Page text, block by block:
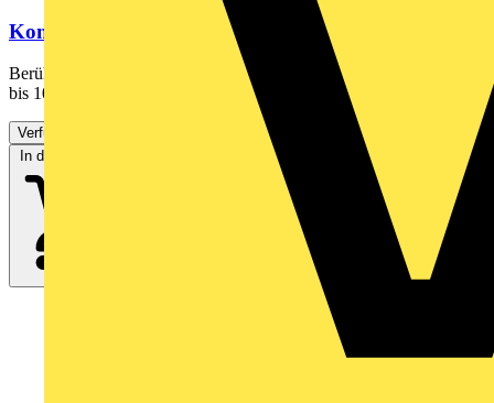
Kontaktloser Spannungsteste
Berührungsloser Spannungstester mit Spannungserkennung von 200
bis 1000V, optische und akustische Anzeige, höchste...
Verfügbar: 3 Händler
In den Warenkorb